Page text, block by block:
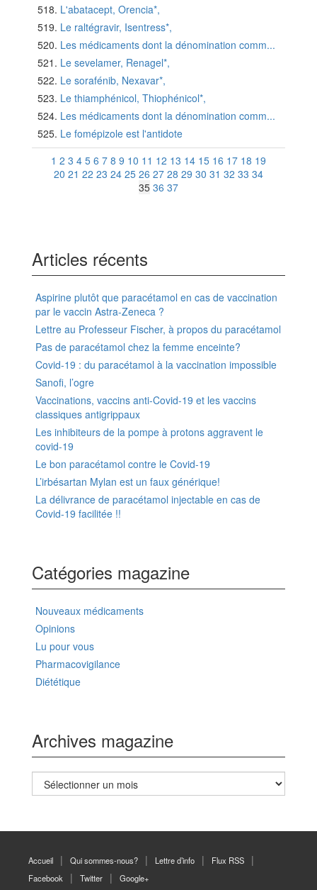
L'abatacept, Orencia*,
Le raltégravir, Isentress*,
Les médicaments dont la dénomination comm...
Le sevelamer, Renagel*,
Le sorafénib, Nexavar*,
Le thiamphénicol, Thiophénicol*,
Les médicaments dont la dénomination comm...
Le fomépizole est l'antidote
1 2 3 4 5 6 7 8 9 10 11 12 13 14 15 16 17 18 19
20 21 22 23 24 25 26 27 28 29 30 31 32 33 34
35 36 37
Articles récents
Aspirine plutôt que paracétamol en cas de vaccination
par le vaccin Astra-Zeneca ?
Lettre au Professeur Fischer, à propos du paracétamol
Pas de paracétamol chez la femme enceinte?
Covid-19 : du paracétamol à la vaccination impossible
Sanofi, l’ogre
Vaccinations, vaccins anti-Covid-19 et les vaccins
classiques antigrippaux
Les inhibiteurs de la pompe à protons aggravent le
covid-19
Le bon paracétamol contre le Covid-19
L’irbésartan Mylan est un faux générique!
La délivrance de paracétamol injectable en cas de
Covid-19 facilitée !!
Catégories magazine
Nouveaux médicaments
Opinions
Lu pour vous
Pharmacovigilance
Diététique
Archives magazine
Archives
magazine
Accueil Qui sommes-nous? Lettre d’info
Flux RSS
Facebook
Twitter Google+